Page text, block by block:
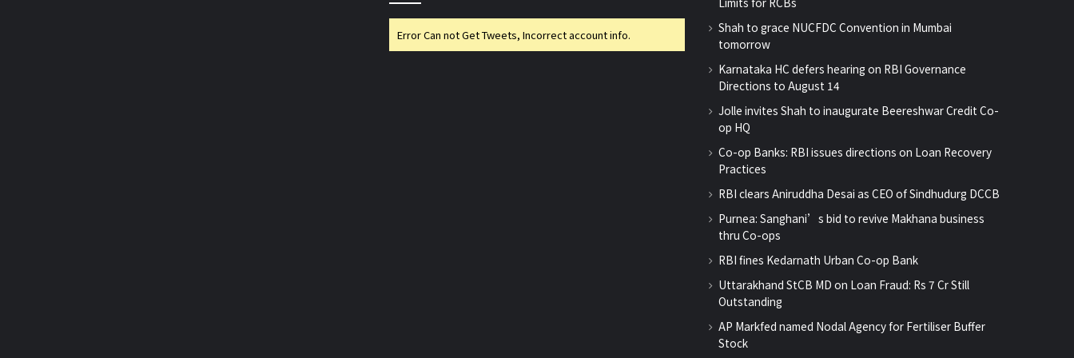
गुजकॉमासोल पीनट बटर उत्पादन के क्षेत्र में करेगा
प्रवेश
Error Can not Get Tweets, Incorrect account info.
Shah to grace NUCFDC Convention in Mumbai
tomorrow
Karnataka HC defers hearing on RBI Governance
Directions to August 14
Jolle invites Shah to inaugurate Beereshwar Credit Co-
op HQ
Co-op Banks: RBI issues directions on Loan Recovery
Practices
RBI clears Aniruddha Desai as CEO of Sindhudurg DCCB
Purnea: Sanghani’s bid to revive Makhana business
thru Co-ops
RBI fines Kedarnath Urban Co-op Bank
Uttarakhand StCB MD on Loan Fraud: Rs 7 Cr Still
Outstanding
AP Markfed named Nodal Agency for Fertiliser Buffer
Stock